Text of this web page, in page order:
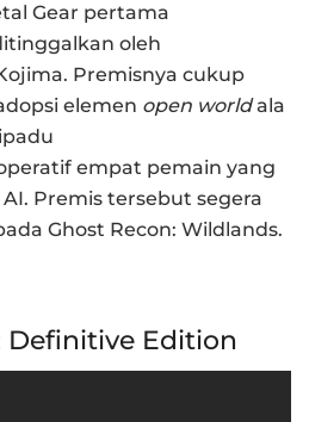
Gear pertama
oleh
Premisnya cukup
elemen open worldala
empat pemain yang
AI. Premis tersebut segera
Ghost Recon: Wildlands.
Definitive Edition